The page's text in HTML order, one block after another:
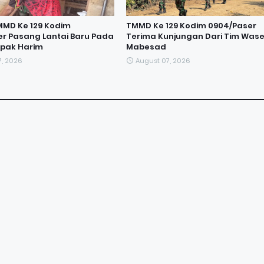
Ke 129 Kodim
Pasang Lantai Baru Pada
Harim
2026
TMMD Ke 129 Kodim 0904/Paser
Terima Kunjungan Dari Tim
Mabesad
August 07, 2026